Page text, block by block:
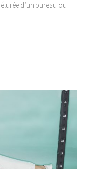
d’un bureau ou